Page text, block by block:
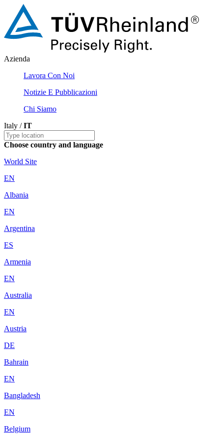
Azienda
Lavora Con Noi
Notizie E Pubblicazioni
Chi Siamo
Italy /IT
Choose country and language
World Site
EN
Albania
EN
Argentina
ES
Armenia
EN
Australia
EN
Austria
DE
Bahrain
EN
Bangladesh
EN
Belgium